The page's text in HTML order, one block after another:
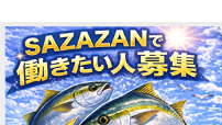
つもありがとうございま
当釣り堀は釣って楽しく
頂けるよう努めます。
飛び込みでのご参加、初